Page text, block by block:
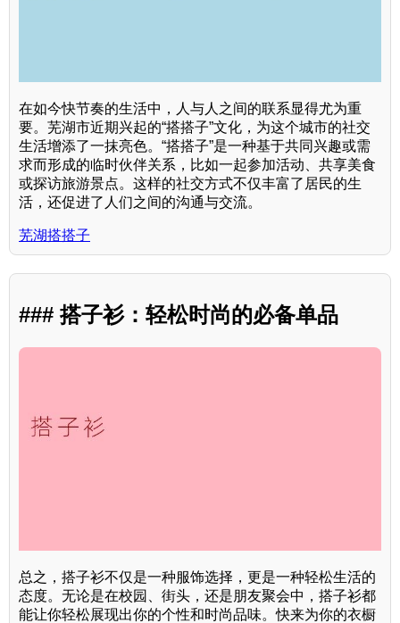
在如今快节奏的生活中，人与人之间的联系显得尤为重
要。芜湖市近期兴起的“搭搭子”文化，为这个城市的社交
生活增添了一抹亮色。“搭搭子”是一种基于共同兴趣或需
求而形成的临时伙伴关系，比如一起参加活动、共享美食
或探访旅游景点。这样的社交方式不仅丰富了居民的生
活，还促进了人们之间的沟通与交流。
芜湖搭搭子
### 搭子衫：轻松时尚的必备单品
总之，搭子衫不仅是一种服饰选择，更是一种轻松生活的
态度。无论是在校园、街头，还是朋友聚会中，搭子衫都
能让你轻松展现出你的个性和时尚品味。快来为你的衣橱